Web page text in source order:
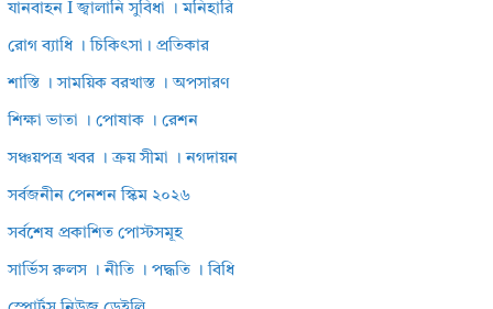
যানবাহন I জ্বালানি সুবিধা । মনিহারি
রোগ ব্যাধি । চিকিৎসা। প্রতিকার
শাস্তি । সাময়িক বরখাস্ত । অপসারণ
শিক্ষা ভাতা । পোষাক । রেশন
সঞ্চয়পত্র খবর । ক্রয় সীমা । নগদায়ন
সর্বজনীন পেনশন স্কিম ২০২৬
সর্বশেষ প্রকাশিত পোস্টসমূহ
সার্ভিস রুলস । নীতি । পদ্ধতি । বিধি